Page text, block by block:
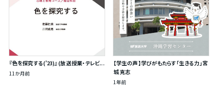
『色を探究する(’23)』 (放送授業・テレビ...
11か月前
【学生の声】学びがもたらす「生きる力」宮
城 克志
1年前